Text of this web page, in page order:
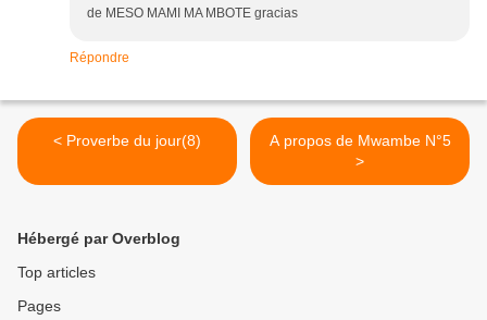
de MESO MAMI MA MBOTE gracias
Répondre
< Proverbe du jour(8)
A propos de Mwambe N°5
>
Hébergé par Overblog
Top articles
Pages